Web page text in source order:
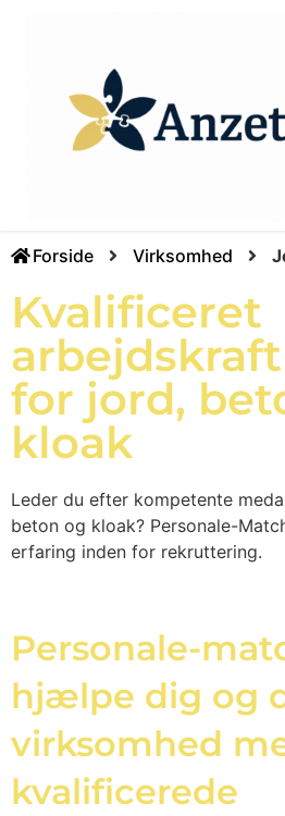
Forside Virksomhed
Kvalificeret
for jord,
kloak
Leder du efter kompetente
beton og kloak? Personale-
erfaring inden for rekruttering.
Personale-
hjælpe dig og
virksomhed
kvalificerede